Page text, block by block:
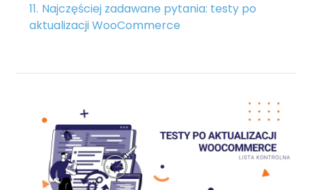
Najczęściej zadawane pytania: testy po
aktualizacji WooCommerce